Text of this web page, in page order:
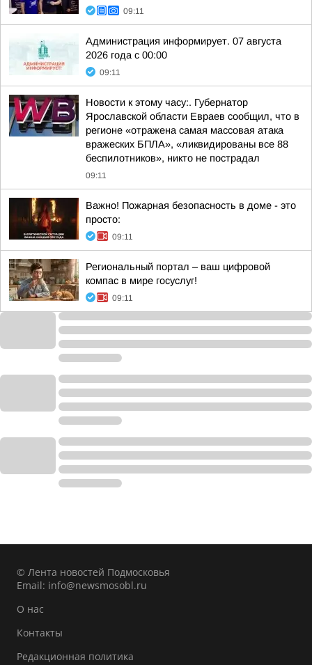
09:11
Администрация информирует. 07 августа
2026 года с 00:00
09:11
Новости к этому часу:. Губернатор
Ярославской области Евраев сообщил, что в
регионе «отражена самая массовая атака
вражеских БПЛА», «ликвидированы все 88
беспилотников», никто не пострадал
09:11
Важно! Пожарная безопасность в доме - это
просто:
09:11
Региональный портал – ваш цифровой
компас в мире госуслуг!
09:11
© Лента новостей Подмосковья
Email: info@newsmosobl.ru
О нас
Контакты
Редакционная политика